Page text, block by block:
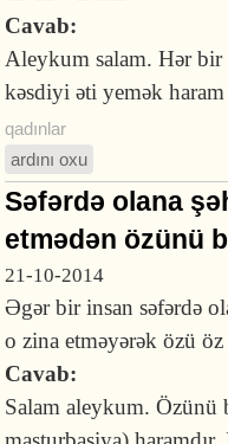
Cavab:
Aleykum salam. Hər bir
kəsdiyi əti yemək
qadınlar
ardını oxu
Səfərdə olana
etmədən özünü
21-10-2014
Əgər bir insan səfərdə
o zina etməyərək özü
Cavab:
Salam aleykum. Özünü